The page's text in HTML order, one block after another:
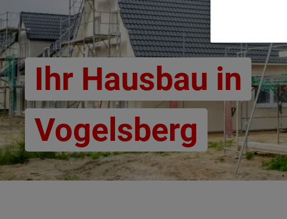
Ihr Hausbau in
Vogelsberg